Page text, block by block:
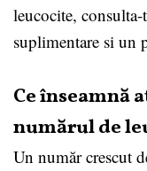
leucocite,
suplimentare si un
Ce înseamnă
numărul de
Un număr crescut